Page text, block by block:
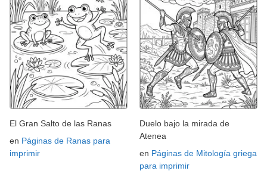
El Gran Salto de las Ranas
en Páginas de Ranas para
imprimir
Duelo bajo la mirada de
Atenea
en Páginas de Mitología griega
para imprimir